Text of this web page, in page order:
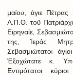
μαίου, άγιε
Α.Π.Θ. τοϋ
Ειρηναίε,
της, Ίεράς
Σεβασμιώτατοι
Έξοχώτατε κ.
Εντιμότατοι